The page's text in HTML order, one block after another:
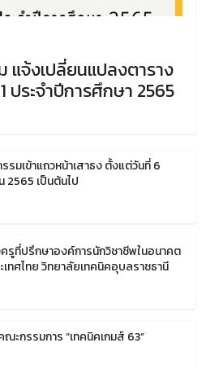
แจ้งเปลี่ยนแปลงตาราง
ประจำปีการศึกษา 2565
รรมเข้าแถวหน้าเสาธง ตั้งแต่วันที่ 6
2565 เป็นต้นไป
รูที่ปรึกษาองค์การนักวิชาชีพในอนาคต
เทศไทย วิทยาลัยเทคนิคอุบลราชธานี
ณะกรรมการ “เทคนิคเกมส์ 63”